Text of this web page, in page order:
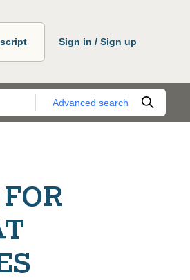
Sign in / Sign up
Advanced search